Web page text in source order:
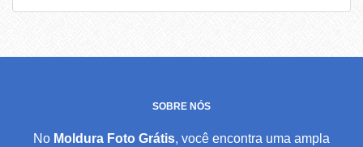
SOBRE NÓS
No Moldura Foto Grátis, você encontra uma ampla